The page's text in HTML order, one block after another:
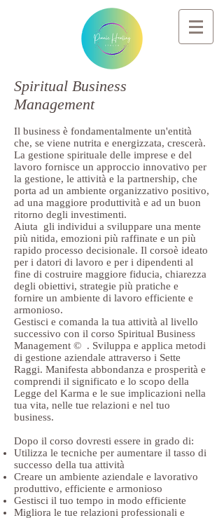
Spiritual Business
Management
Il business è fondamentalmente un'entità
che, se viene nutrita e energizzata, crescerà.
La gestione spirituale delle imprese e del
lavoro fornisce un approccio innovativo per
la gestione, le attività e la partnership, che
porta ad un ambiente organizzativo positivo,
ad una maggiore produttività e ad un buon
ritorno degli investimenti.
Aiuta gli individui a sviluppare una mente
più nitida, emozioni più raffinate e un più
rapido processo decisionale. Il corsoè ideato
per i datori di lavoro e per i dipendenti al
fine di costruire maggiore fiducia, chiarezza
degli obiettivi, strategie più pratiche e
fornire un ambiente di lavoro efficiente e
armonioso.
Gestisci e comanda la tua attività al livello
successivo con il corso Spiritual Business
Management © . Sviluppa e applica metodi
di gestione aziendale attraverso i Sette
Raggi. Manifesta abbondanza e prosperità e
comprendi il significato e lo scopo della
Legge del Karma e le sue implicazioni nella
tua vita, nelle tue relazioni e nel tuo
business.
Dopo il corso dovresti essere in grado di:
Utilizza le tecniche per aumentare il tasso di
successo della tua attività
Creare un ambiente aziendale e lavorativo
produttivo, efficiente e armonioso
Gestisci il tuo tempo in modo efficiente
Migliora le tue relazioni professionali e